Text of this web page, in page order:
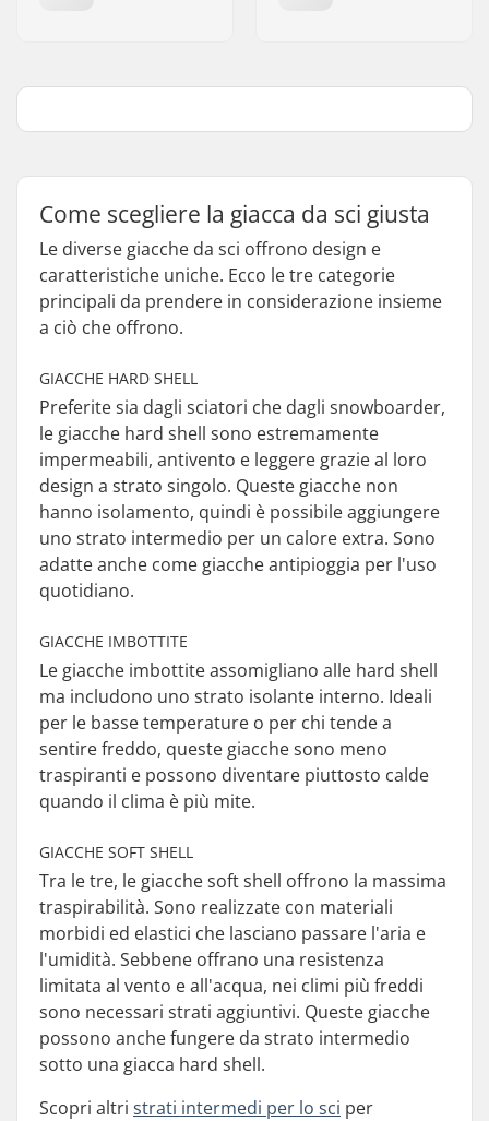
Come scegliere la giacca da sci giusta
Le diverse giacche da sci offrono design e
caratteristiche uniche. Ecco le tre categorie
principali da prendere in considerazione insieme
a ciò che offrono.
GIACCHE HARD SHELL
Preferite sia dagli sciatori che dagli snowboarder,
le giacche hard shell sono estremamente
impermeabili, antivento e leggere grazie al loro
design a strato singolo. Queste giacche non
hanno isolamento, quindi è possibile aggiungere
uno strato intermedio per un calore extra. Sono
adatte anche come giacche antipioggia per l'uso
quotidiano.
GIACCHE IMBOTTITE
Le giacche imbottite assomigliano alle hard shell
ma includono uno strato isolante interno. Ideali
per le basse temperature o per chi tende a
sentire freddo, queste giacche sono meno
traspiranti e possono diventare piuttosto calde
quando il clima è più mite.
GIACCHE SOFT SHELL
Tra le tre, le giacche soft shell offrono la massima
traspirabilità. Sono realizzate con materiali
morbidi ed elastici che lasciano passare l'aria e
l'umidità. Sebbene offrano una resistenza
limitata al vento e all'acqua, nei climi più freddi
sono necessari strati aggiuntivi. Queste giacche
possono anche fungere da strato intermedio
sotto una giacca hard shell.
Scopri altri strati intermedi per lo sci per